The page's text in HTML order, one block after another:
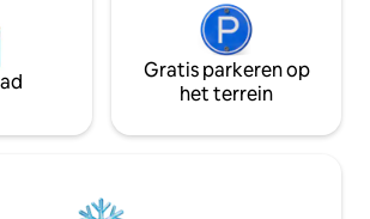
Gratis parkeren op
het terrein